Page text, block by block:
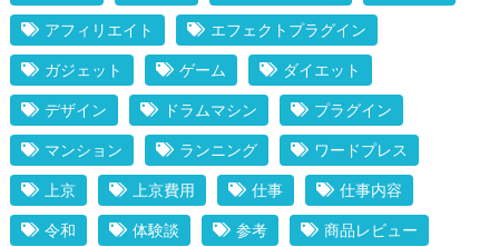
アフィリエイト エフェクトプラグイン
ガジェット ゲーム ダイエット
デザイン ドラムマシン プラグイン
マンション ランニング ワードプレス
上京 上京費用 仕事 仕事内容
令和 体験談 参考 商品レビュー